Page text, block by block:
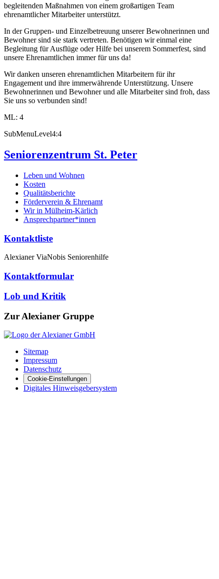
begleitenden Maßnahmen von einem großartigen Team
ehrenamtlicher Mitarbeiter unterstützt.
In der Gruppen- und Einzelbetreuung unserer Bewohnerinnen und
Bewohner sind sie stark vertreten. Benötigen wir einmal eine
Begleitung für Ausflüge oder Hilfe bei unserem Sommerfest, sind
unsere Ehrenamtlichen immer für uns da!
Wir danken unseren ehrenamtlichen Mitarbeitern für ihr
Engagement und ihre immerwährende Unterstützung. Unsere
Bewohnerinnen und Bewohner und alle Mitarbeiter sind froh, dass
Sie uns so verbunden sind!
ML: 4
SubMenuLevel4:4
Seniorenzentrum St. Peter
Leben und Wohnen
Kosten
Qualitätsberichte
Förderverein & Ehrenamt
Wir in Mülheim-Kärlich
Ansprechpartner*innen
Kontaktliste
Alexianer ViaNobis Seniorenhilfe
Kontaktformular
Lob und Kritik
Zur Alexianer Gruppe
Sitemap
Impressum
Datenschutz
Cookie-Einstellungen
Digitales Hinweisgebersystem